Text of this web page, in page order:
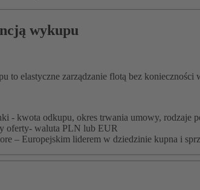
wykupu
to elastyczne zarządzanie flotą bez
- kwota odkupu, okres trwania umowy, rodzaje
oferty- waluta PLN lub EUR
– Europejskim liderem w dziedzinie kupna i